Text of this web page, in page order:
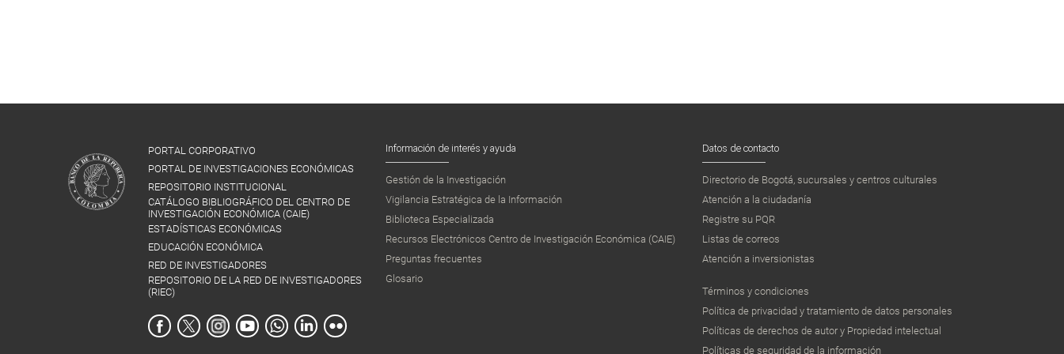
PORTAL CORPORATIVO
PORTAL DE INVESTIGACIONES ECONÓMICAS
REPOSITORIO INSTITUCIONAL
CATÁLOGO BIBLIOGRÁFICO DEL CENTRO DE
INVESTIGACIÓN ECONÓMICA (CAIE)
ESTADÍSTICAS ECONÓMICAS
EDUCACIÓN ECONÓMICA
RED DE INVESTIGADORES
REPOSITORIO DE LA RED DE INVESTIGADORES
(RIEC)
Información de interés y ayuda
Gestión de la Investigación
Vigilancia Estratégica de la Información
Biblioteca Especializada
Recursos Electrónicos Centro de Investigación Económica (CAIE)
Preguntas frecuentes
Glosario
Datos de contacto
Directorio de Bogotá, sucursales y centros culturales
Atención a la ciudadanía
Registre su PQR
Listas de correos
Atención a inversionistas
Términos y condiciones
Política de privacidad y tratamiento de datos personales
Políticas de derechos de autor y Propiedad intelectual
Políticas de seguridad de la información